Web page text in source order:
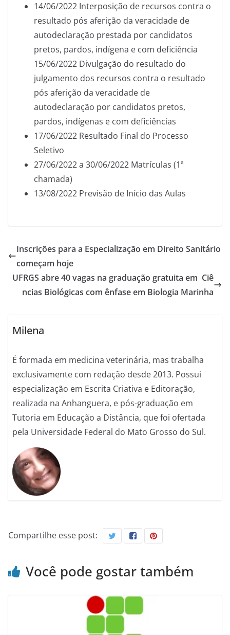
14/06/2022 Interposição de recursos contra o
resultado pós aferição da veracidade de
autodeclaração prestada por candidatos
pretos, pardos, indígena e com deficiência
15/06/2022 Divulgação do resultado do
julgamento dos recursos contra o resultado
pós aferição da veracidade de
autodeclaração por candidatos pretos,
pardos, indígenas e com deficiências
17/06/2022 Resultado Final do Processo
Seletivo
27/06/2022 a 30/06/2022 Matrículas (1ª
chamada)
13/08/2022 Previsão de Início das Aulas
Inscrições para a Especialização em Direito Sanitário
começam hoje
UFRGS abre 40 vagas na graduação gratuita em Ciê
ncias Biológicas com ênfase em Biologia Marinha
Milena
É formada em medicina veterinária, mas trabalha
exclusivamente com redação desde 2013. Possui
especialização em Escrita Criativa e Editoração,
realizada na Anhanguera, e pós-graduação em
Tutoria em Educação a Distância, que foi ofertada
pela Universidade Federal do Mato Grosso do Sul.
Compartilhe esse post:
Você pode gostar também